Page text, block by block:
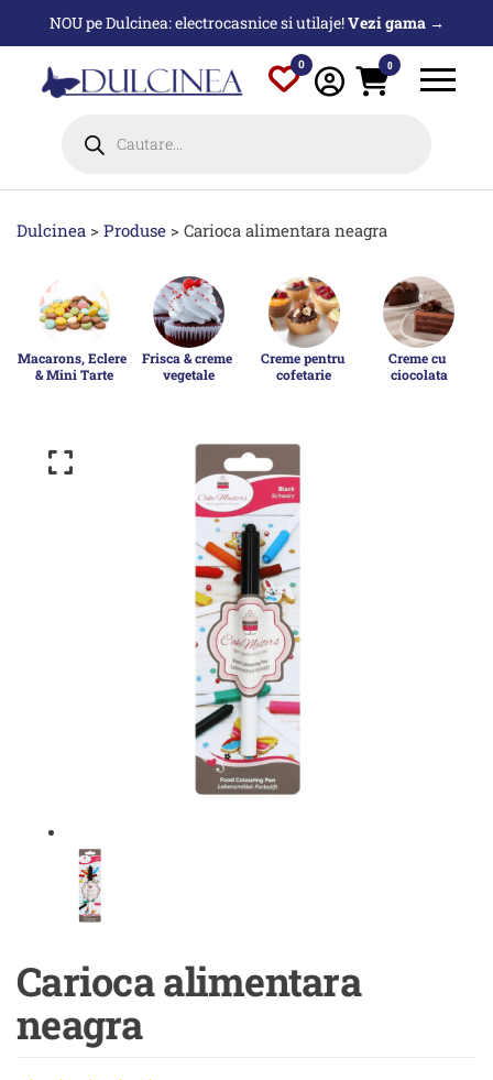
conținut
NOU pe Dulcinea: electrocasnice si utilaje!Vezi gama →
0 0
search
Dulcinea > Produse > Carioca alimentara neagra
Macarons, Eclere
& Mini Tarte
Frisca & creme
vegetale
Creme pentru
cofetarie
Creme cu
ciocolata
Carioca alimentara
neagra